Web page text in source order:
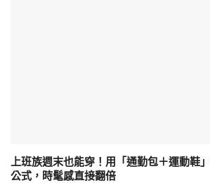
上班族週末也能穿！用「通勤包＋運動鞋
公式，時髦感直接翻倍